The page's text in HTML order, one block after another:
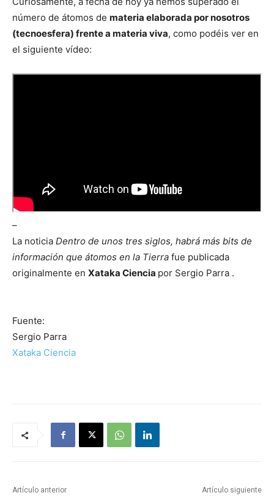
número de átomos de materia elaborada por nosotros
(tecnoesfera) frente a materia viva, como podéis ver en
el siguiente vídeo:
–
La noticia Dentro de unos tres siglos, habrá más bits de
información que átomos en la Tierra fue publicada
originalmente en Xataka Ciencia por Sergio Parra .
Fuente:
Sergio Parra
Xataka Ciencia
Artículo anterior Artículo siguiente